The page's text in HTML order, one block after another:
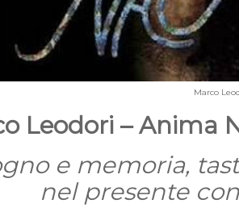
Marco
Leodori – Anima
e memoria,
nel presente